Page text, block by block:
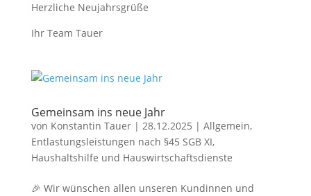
Herzliche Neujahrsgrüße
Ihr Team Tauer
Gemeinsam ins neue Jahr
von Konstantin Tauer| 28.12.2025 | Allgemein,
Entlastungsleistungen nach §45 SGB XI,
Haushaltshilfe und Hauswirtschaftsdienste
🎉 Wir wünschen allen unseren Kundinnen und